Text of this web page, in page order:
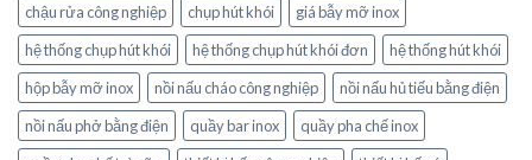
chậu rửa công nghiệp
chụp hút khói
giá bẫy mỡ inox
hệ thống chụp hút khói
hệ thống chụp hút khói đơn
hệ thống hút khói
hộp bẫy mỡ inox
nồi nấu cháo công nghiệp
nồi nấu hủ tiếu bằng điện
nồi nấu phở bằng điện
quầy bar inox
quầy pha chế inox